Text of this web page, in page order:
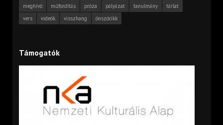
meghívó
műfordítás próza pályázat tanulmány
tárlat
vers
videók visszhang önszócikk
Támogatók